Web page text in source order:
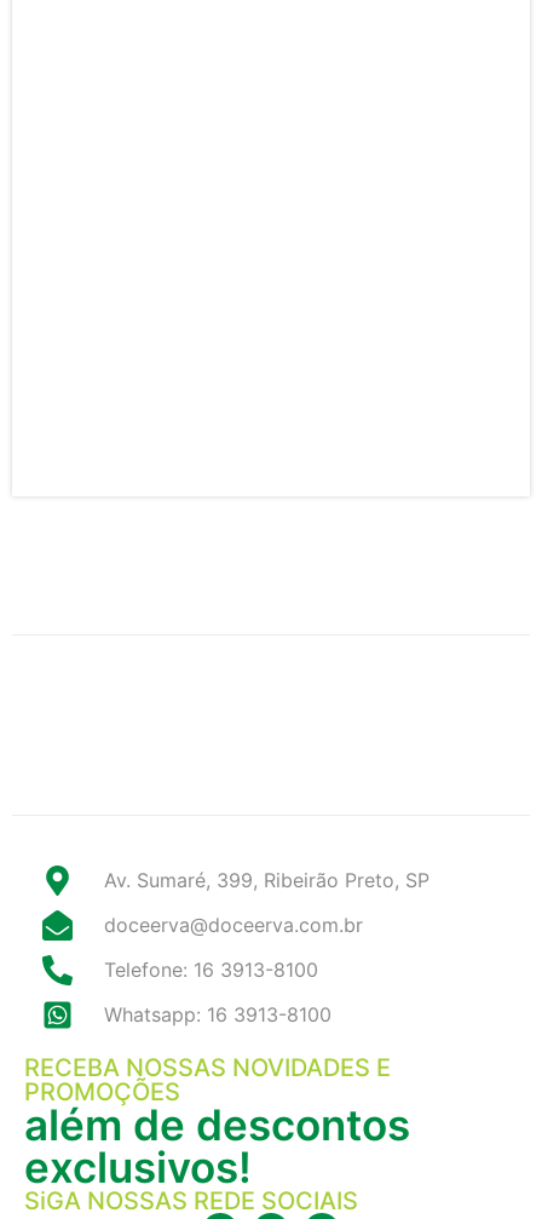
Av. Sumaré, 399, Ribeirão Preto, SP
doceerva@doceerva.com.br
Telefone: 16 3913-8100
Whatsapp: 16 3913-8100
RECEBA NOSSAS NOVIDADES E
PROMOÇÕES
além de descontos
exclusivos!
SiGA NOSSAS REDE SOCIAIS